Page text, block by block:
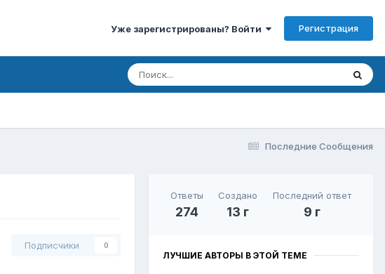
Уже зарегистрированы? Войти Регистрация
Последние Сообщения
Подписчики 0
Ответы
274
Создано
13 г
Последний ответ
9 г
ЛУЧШИЕ АВТОРЫ В ЭТОЙ ТЕМЕ